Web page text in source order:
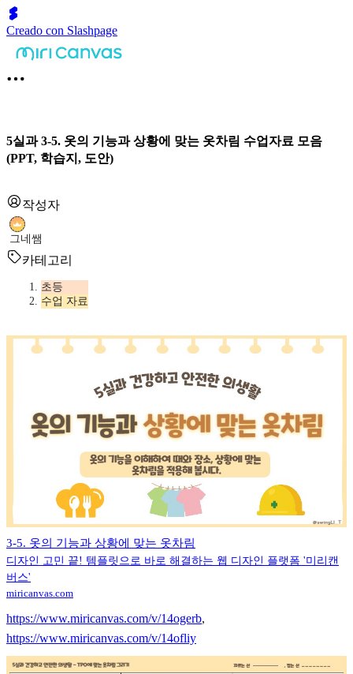
Creado con Slashpage
5실과 3-5. 옷의 기능과 상황에 맞는 옷차림 수업자료 모음
(PPT, 학습지, 도안)
작성자
그네쌤
카테고리
초등
수업 자료
3-5. 옷의 기능과 상황에 맞는 옷차림
디자인 고민 끝! 템플릿으로 바로 해결하는 웹 디자인 플랫폼 '미리캔
버스'
miricanvas.com
https://www.miricanvas.com/v/14ogerb,
https://www.miricanvas.com/v/14ofliy